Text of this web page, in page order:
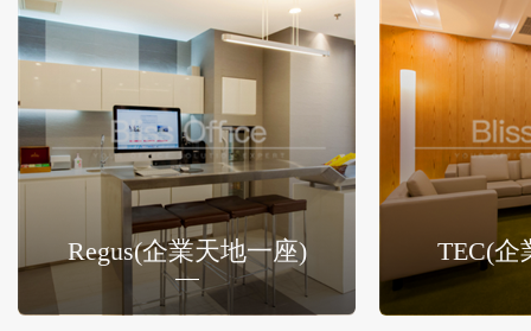
Regus(企業天地一座) TEC(企